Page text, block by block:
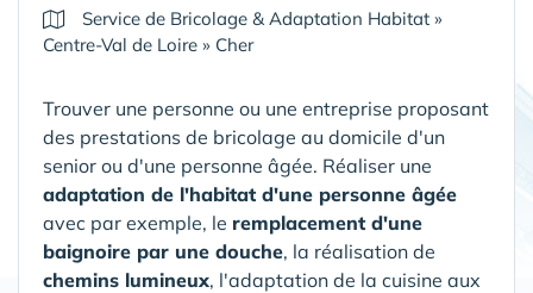
Service de Bricolage & Adaptation Habitat »
Centre-Val de Loire » Cher
Trouver une personne ou une entreprise proposant
des prestations de bricolage au domicile d'un
senior ou d'une personne âgée. Réaliser une
adaptation de l'habitat d'une personne âgée
avec par exemple, le remplacement d'une
baignoire par une douche, la réalisation de
chemins lumineux, l'adaptation de la cuisine aux